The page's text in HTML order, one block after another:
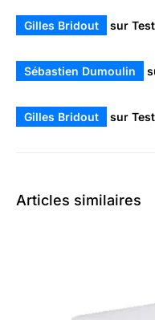
Gilles Bridout sur
Sébastien Dumoulin
Gilles Bridout sur
Articles similaires